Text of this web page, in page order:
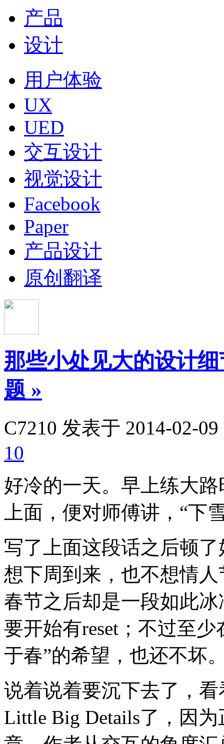
产品
设计
用户体验
UX
UED
交互设计
视觉设计
Facebook
Paper
产品设计
原创翻译
那些小处见大的设计
题 »
C7210 发表于 2014-02-09
10
好冷的一天。早上练大
上面，便对师傅讲，“下
写了上面这段话之后顿
想下周到来，也不想情
春节之后却是一段如此
要开始有reset；不过至
于春”的希望，也还不坏
说着说着要沉下去了，
Little Big Details了，因